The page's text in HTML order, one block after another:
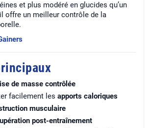
et plus modéré en glucides qu’un
offre un meilleur contrôle de la
de masse contrôlée
facilement les apports caloriques
musculaire
post-entraînement